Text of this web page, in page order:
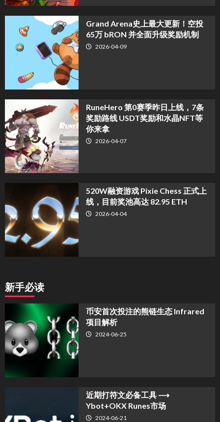
Grand Arena史上最大更新！空投
65万 bRON 并全面升级奖励机制
2026-04-09
RuneHero 第0赛季昨日上线，7条
奖励路线 USDT奖励和水晶NFT等
你来拿
2026-04-07
520W融资游戏 Pixie Chess 正式上
线，目前奖池高达 82.95 ETH
2026-04-04
新手必读
币安首次投注的熊链生态 Infrared
项目解析
2024-06-25
近期打符文必备工具 ⟶
Ybot+OKX Runes市场
2024-06-21